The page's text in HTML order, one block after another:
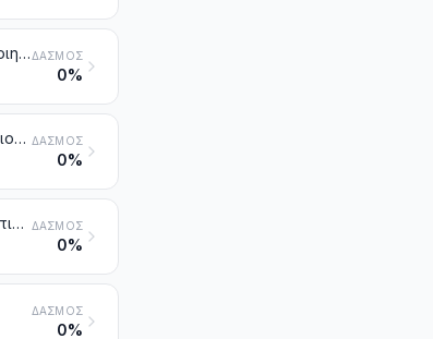
Καννάβι (Cannabis sativa L.) ακατέργαστο ή κατεργασμένο, αλλά όχι νηματοποιημένο. Στουπιά και απορρίμματα από καννάβι (στα οποία περιλαμβάνονται και τα απορρίμματα από νήματα και τα ξεφτίδια)ΔΑΣΜΌΣ
0%
Γιούτα και άλλες υφαντικές ίνες που προέρχονται από το εσωτερικό του φλοιού (βίβλος) ορισμένης κατηγορίας φυτών (με εξαίρεση το λινάρι, το καννάβι και το ραμί), ακατέργαστες ή κατεργασμένες, αλλά όχι νηματοποιημένες. Στουπιά και απορρίμματα από αυτές τις ίνες (στα οποία περιλαμβάνονται και τα απορρίμματα από νήματα και τα ξεφτίδια) ΔΑΣΜΌΣ
0%
Κοκοφοίνικας, αβάκα (καννάβι Μανίλας ή Musa textilis Nee), ραμί και άλλες φυτικές υφαντικές ίνες που δεν κατονομάζονται ούτε περιλαμβάνονται αλλού, ακατέργαστες ή κατεργασμένες, αλλά όχι νηματοποιημένες. Στουπιά και απορρίμματα από τις ίνες αυτές (στα οποία περιλαμβάνονται και τα απορρίμματα από νήματα και τα ξεφτίδια) ΔΑΣΜΌΣ
0%
ΔΑΣΜΌΣ
0%